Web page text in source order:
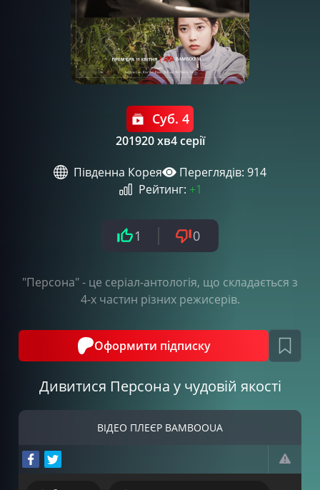
Суб. 4
201920 хв4 серії
Південна Корея
Переглядів: 914
Рейтинг: +1
1 0
"Персона" - це серіал-антологія, що складається з
4-х частин різних режисерів.
Оформити підписку
Дивитися Персона у чудовій якості
ВІДЕО ПЛЕЄР BAMBOOUA